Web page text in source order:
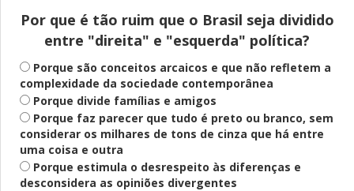
Saúde Mental
Plataforma oferece escuta em saúde
mental para jovens no SUS Digital
Definido
PT lança Patrus Ananias como candidato
ao governo de Minas Gerais
Por que é tão ruim que o Brasil seja dividido
entre "direita" e "esquerda" política?
Porque são conceitos arcaicos e que não refletem a
complexidade da sociedade contemporânea
Porque divide famílias e amigos
Porque faz parecer que tudo é preto ou branco, sem
considerar os milhares de tons de cinza que há entre
uma coisa e outra
Porque estimula o desrespeito às diferenças e
desconsidera as opiniões divergentes